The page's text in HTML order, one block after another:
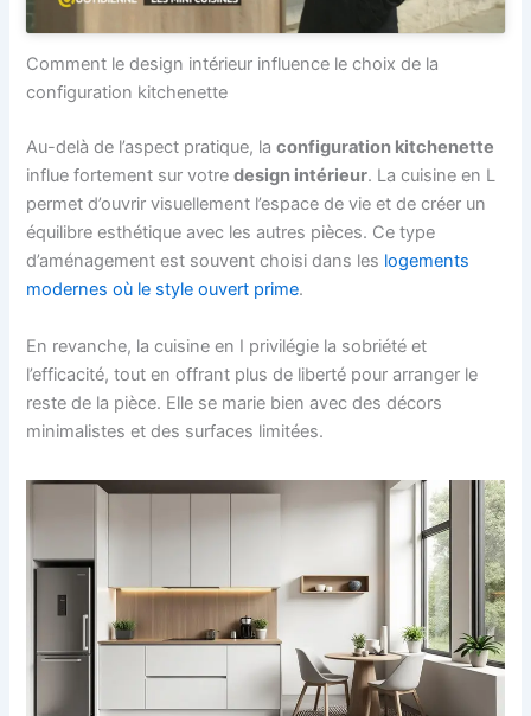
Comment le design intérieur influence le choix de la
configuration kitchenette
Au-delà de l’aspect pratique, laconfiguration kitchenette
influe fortement sur votredesign intérieur. La cuisine en L
permet d’ouvrir visuellement l’espace de vie et de créer un
équilibre esthétique avec les autres pièces. Ce type
d’aménagement est souvent choisi dans les logements
modernes où le style ouvert prime.
En revanche, la cuisine en I privilégie la sobriété et
l’efficacité, tout en offrant plus de liberté pour arranger le
reste de la pièce. Elle se marie bien avec des décors
minimalistes et des surfaces limitées.